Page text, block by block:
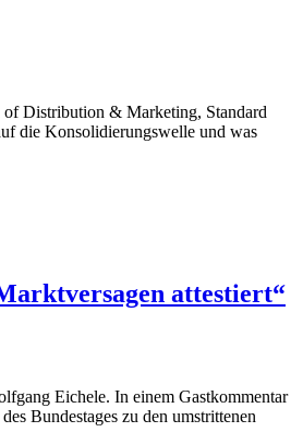
of Distribution & Marketing, Standard
die Konsolidierungswelle und was
attestiert“
Eichele. In einem Gastkommentar
Bundestages zu den umstrittenen